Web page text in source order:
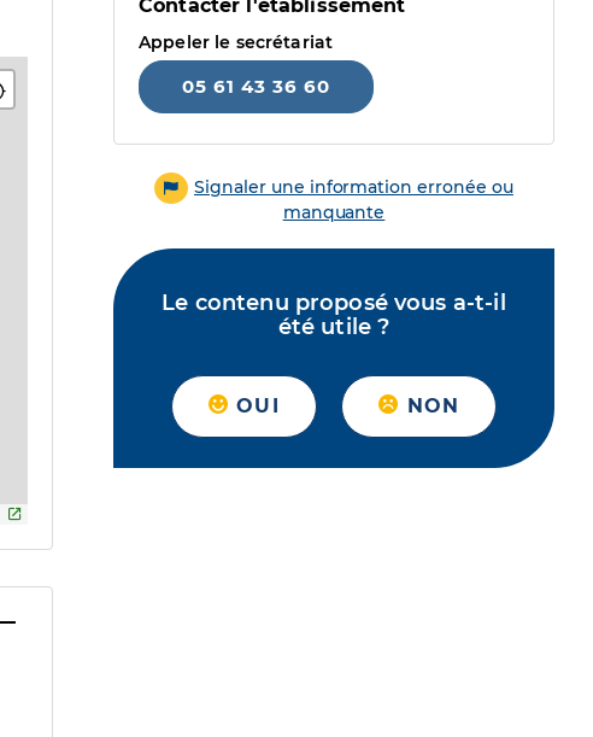
Contacter l'établissement
Appeler le secrétariat
05 61 43 36 60
Signaler une information erronée ou
manquante
Le contenu proposé vous a-t-il
été utile ?
OUI NON